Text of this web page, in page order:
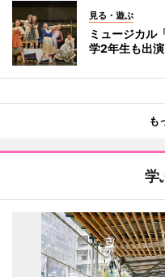
見る・遊ぶ
ミュージカル
学2年生も出演
も
学